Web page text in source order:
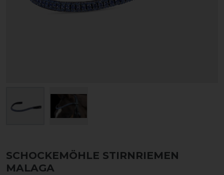
SCHOCKEMÖHLE STIRNRIEMEN
MALAGA